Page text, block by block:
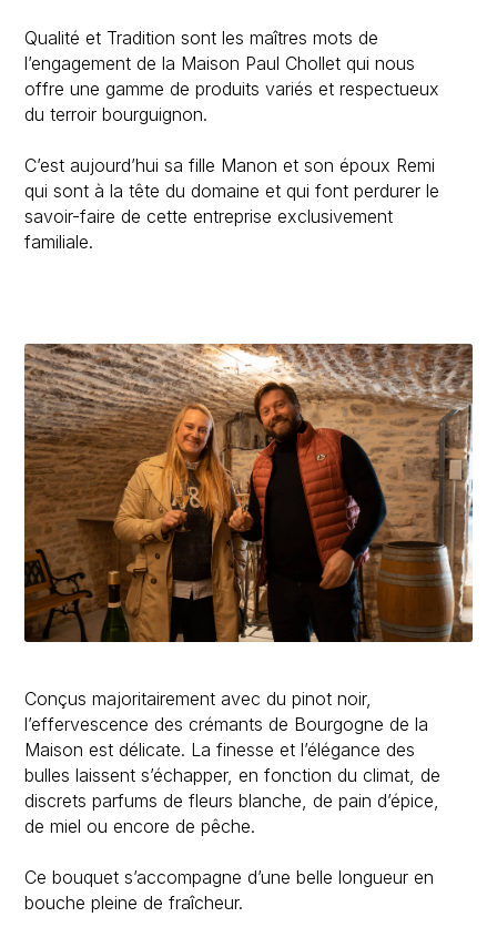
Qualité et Tradition sont les maîtres mots de
l’engagement de la Maison Paul Chollet qui nous
offre une gamme de produits variés et respectueux
du terroir bourguignon.
C’est aujourd’hui sa fille Manon et son époux Remi
qui sont à la tête du domaine et qui font perdurer le
savoir-faire de cette entreprise exclusivement
familiale.
Conçus majoritairement avec du pinot noir,
l’effervescence des crémants de Bourgogne de la
Maison est délicate. La finesse et l’élégance des
bulles laissent s’échapper, en fonction du climat, de
discrets parfums de fleurs blanche, de pain d’épice,
de miel ou encore de pêche.
Ce bouquet s’accompagne d’une belle longueur en
bouche pleine de fraîcheur.